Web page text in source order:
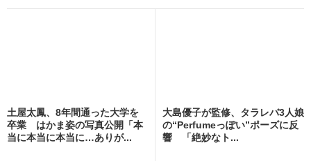
土屋太鳳、8年間通った大学を
卒業 はかま姿の写真公開「本
当に本当に本当に…ありが...
大島優子が監修、タラレバ3人娘
の“Perfumeっぽい”ポーズに反
響 「絶妙なト...